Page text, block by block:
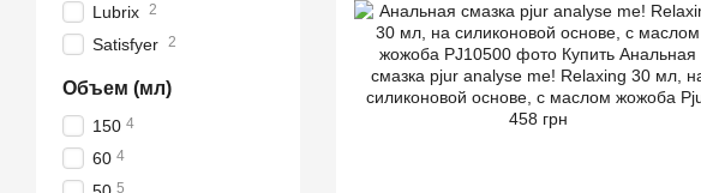
Lubrix 2
Satisfyer 2
Объем (мл)
150 4
60 4
5